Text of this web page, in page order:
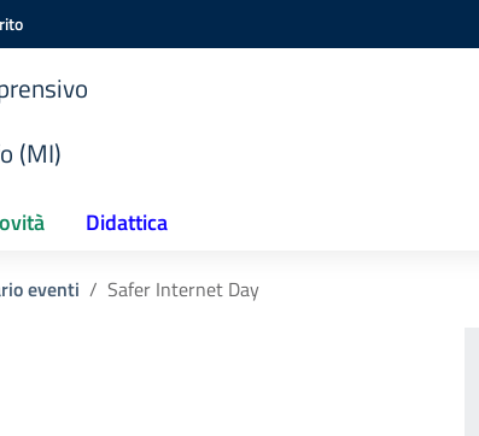
(MI)
Didattica
eventi Safer Internet Day